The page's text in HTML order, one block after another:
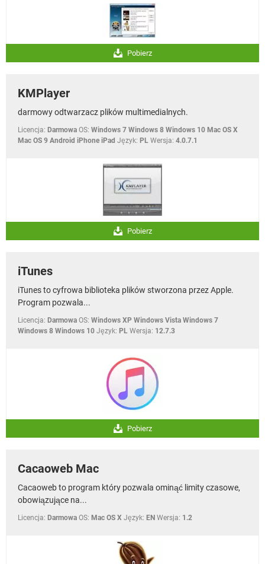
Pobierz
KMPlayer
darmowy odtwarzacz plików multimedialnych.
Licencja: Darmowa OS: Windows 7 Windows 8 Windows 10 Mac OS X
Mac OS 9 Android iPhone iPad Język: PL Wersja: 4.0.7.1
Pobierz
iTunes
iTunes to cyfrowa biblioteka plików stworzona przez Apple.
Program pozwala...
Licencja: Darmowa OS: Windows XP Windows Vista Windows 7
Windows 8 Windows 10 Język: PL Wersja: 12.7.3
Pobierz
Cacaoweb Mac
Cacaoweb to program który pozwala ominąć limity czasowe,
obowiązujące na...
Licencja: Darmowa OS: Mac OS X Język: EN Wersja: 1.2